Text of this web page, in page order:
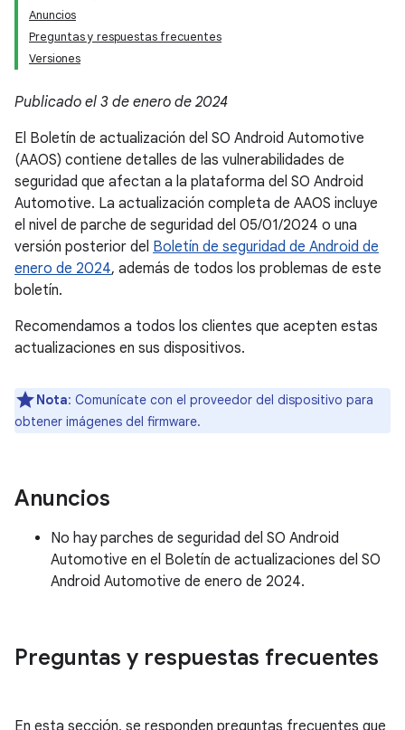
Anuncios
Preguntas y respuestas frecuentes
Versiones
Publicado el 3 de enero de 2024
El Boletín de actualización del SO Android Automotive
(AAOS) contiene detalles de las vulnerabilidades de
seguridad que afectan a la plataforma del SO Android
Automotive. La actualización completa de AAOS incluye
el nivel de parche de seguridad del 05/01/2024 o una
versión posterior del Boletín de seguridad de Android de
enero de 2024, además de todos los problemas de este
boletín.
Recomendamos a todos los clientes que acepten estas
actualizaciones en sus dispositivos.
Nota: Comunícate con el proveedor del dispositivo para
obtener imágenes del firmware.
Anuncios
No hay parches de seguridad del SO Android
Automotive en el Boletín de actualizaciones del SO
Android Automotive de enero de 2024.
Preguntas y respuestas frecuentes
En esta sección, se responden preguntas frecuentes que